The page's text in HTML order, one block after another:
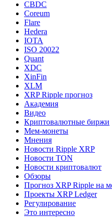
CBDC
Coreum
Flare
Hedera
IOTA
ISO 20022
Quant
XDC
XinFin
XLM
XRP Ripple прогноз
Академия
Видео
Криптовалютные биржи
Мем-монеты
Мнения
Новости Ripple XRP
Новости TON
Новости криптовалют
Обзоры
Прогноз XRP Ripple на
Проекты XRP Ledger
Регулирование
Это интересно